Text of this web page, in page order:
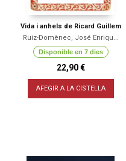
Vida i anhels de Ricard Guillem
Ruiz-Domènec, José Enriqu...
Disponible en 7 dies
22,90 €
AFEGIR A LA CISTELLA